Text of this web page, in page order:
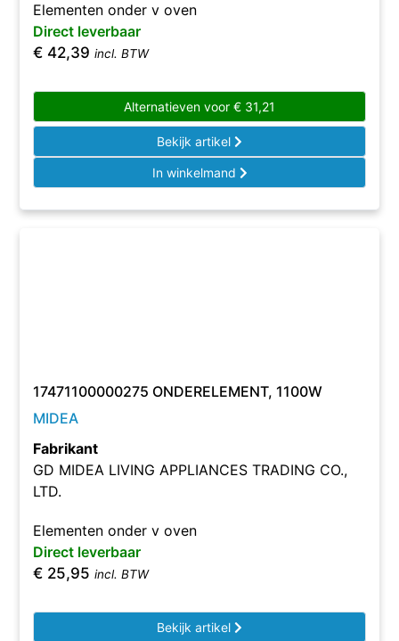
Elementen onder v oven
Direct leverbaar
€ 42,39 incl. BTW
Alternatieven voor € 31,21
Bekijk artikel
In winkelmand
17471100000275 ONDERELEMENT, 1100W
MIDEA
Fabrikant
GD MIDEA LIVING APPLIANCES TRADING CO.,
LTD.
Elementen onder v oven
Direct leverbaar
€ 25,95 incl. BTW
Bekijk artikel